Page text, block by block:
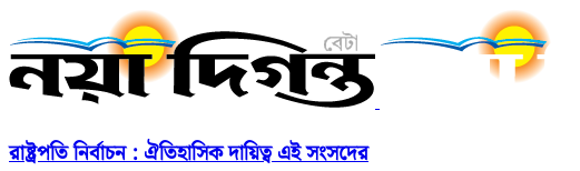
রাষ্ট্রপতি নির্বাচন : ঐতিহাসিক দায়িত্ব এই সংসদের